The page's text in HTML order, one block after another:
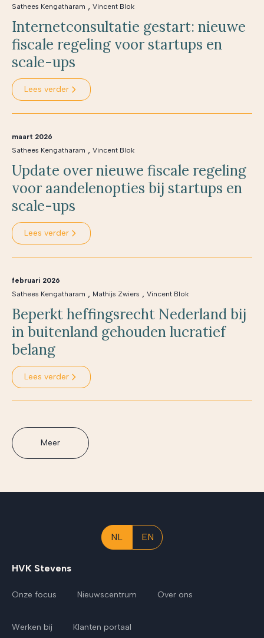
Sathees Kengatharam , Vincent Blok
Internetconsultatie gestart: nieuwe
fiscale regeling voor startups en
scale-ups
Lees verder
maart 2026
Sathees Kengatharam , Vincent Blok
Update over nieuwe fiscale regeling
voor aandelenopties bij startups en
scale-ups
Lees verder
februari 2026
Sathees Kengatharam , Mathijs Zwiers , Vincent Blok
Beperkt heffingsrecht Nederland bij
in buitenland gehouden lucratief
belang
Lees verder
Meer
NL EN
HVK Stevens
Onze focus Nieuwscentrum Over ons
Werken bij Klanten portaal